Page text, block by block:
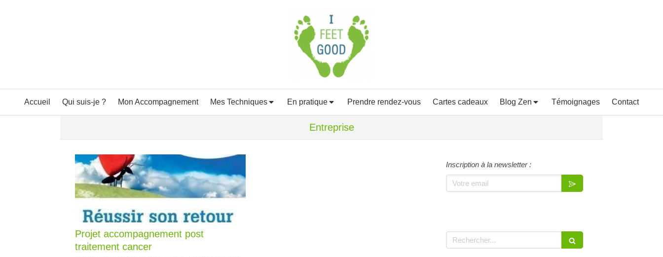
Accueil Qui suis-je ? Mon Accompagnement Mes Techniques En pratique Prendre rendez-vous Cartes cadeaux Blog Zen Témoignages Contact
Entreprise
Projet accompagnement post
traitement cancer
Inscription à la newsletter :
Votre email
Rechercher